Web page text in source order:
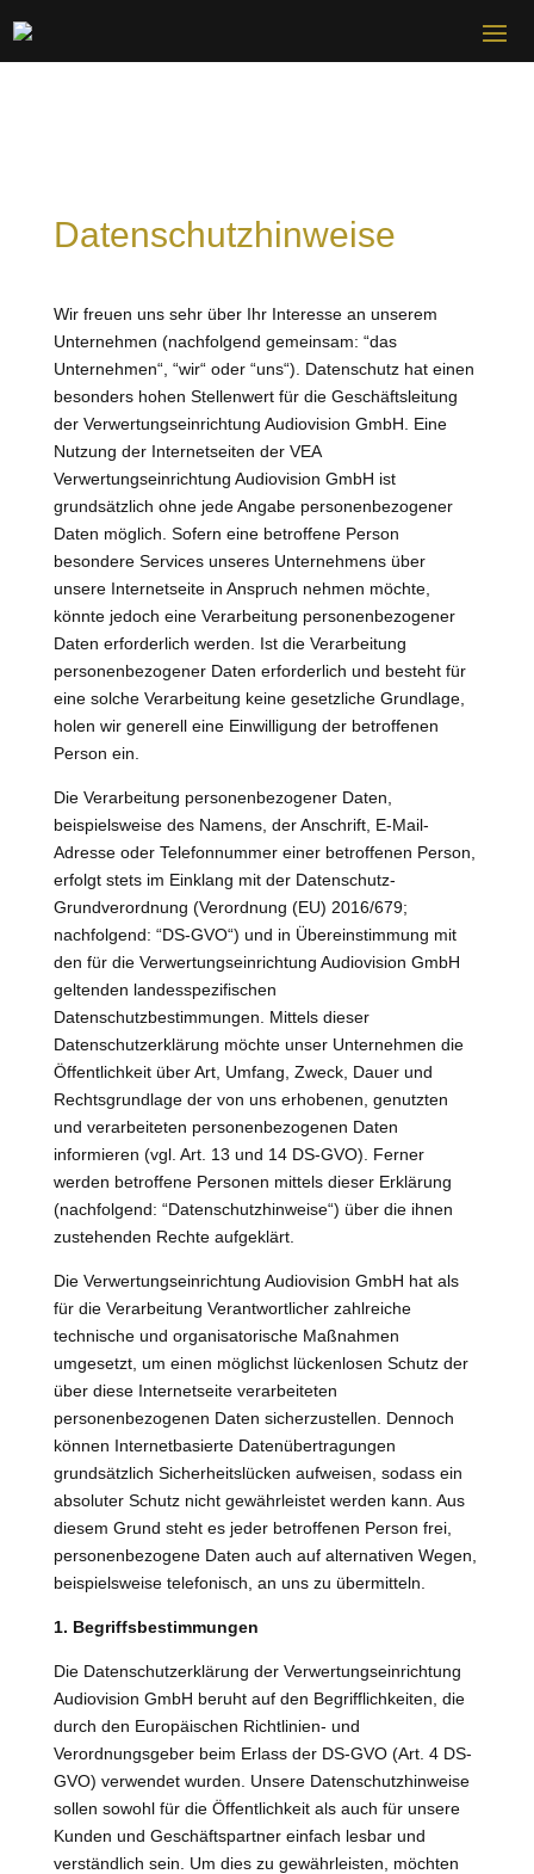
Datenschutzhinweise
Wir freuen uns sehr über Ihr Interesse an unserem
Unternehmen (nachfolgend gemeinsam: “das
Unternehmen“, “wir“ oder “uns“). Datenschutz hat einen
besonders hohen Stellenwert für die Geschäftsleitung
der Verwertungseinrichtung Audiovision GmbH. Eine
Nutzung der Internetseiten der VEA
Verwertungseinrichtung Audiovision GmbH ist
grundsätzlich ohne jede Angabe personenbezogener
Daten möglich. Sofern eine betroffene Person
besondere Services unseres Unternehmens über
unsere Internetseite in Anspruch nehmen möchte,
könnte jedoch eine Verarbeitung personenbezogener
Daten erforderlich werden. Ist die Verarbeitung
personenbezogener Daten erforderlich und besteht für
eine solche Verarbeitung keine gesetzliche Grundlage,
holen wir generell eine Einwilligung der betroffenen
Person ein.
Die Verarbeitung personenbezogener Daten,
beispielsweise des Namens, der Anschrift, E-Mail-
Adresse oder Telefonnummer einer betroffenen Person,
erfolgt stets im Einklang mit der Datenschutz-
Grundverordnung (Verordnung (EU) 2016/679;
nachfolgend: “DS-GVO“) und in Übereinstimmung mit
den für die Verwertungseinrichtung Audiovision GmbH
geltenden landesspezifischen
Datenschutzbestimmungen. Mittels dieser
Datenschutzerklärung möchte unser Unternehmen die
Öffentlichkeit über Art, Umfang, Zweck, Dauer und
Rechtsgrundlage der von uns erhobenen, genutzten
und verarbeiteten personenbezogenen Daten
informieren (vgl. Art. 13 und 14 DS-GVO). Ferner
werden betroffene Personen mittels dieser Erklärung
(nachfolgend: “Datenschutzhinweise“) über die ihnen
zustehenden Rechte aufgeklärt.
Die Verwertungseinrichtung Audiovision GmbH hat als
für die Verarbeitung Verantwortlicher zahlreiche
technische und organisatorische Maßnahmen
umgesetzt, um einen möglichst lückenlosen Schutz der
über diese Internetseite verarbeiteten
personenbezogenen Daten sicherzustellen. Dennoch
können Internetbasierte Datenübertragungen
grundsätzlich Sicherheitslücken aufweisen, sodass ein
absoluter Schutz nicht gewährleistet werden kann. Aus
diesem Grund steht es jeder betroffenen Person frei,
personenbezogene Daten auch auf alternativen Wegen,
beispielsweise telefonisch, an uns zu übermitteln.
1. Begriffsbestimmungen
Die Datenschutzerklärung der Verwertungseinrichtung
Audiovision GmbH beruht auf den Begrifflichkeiten, die
durch den Europäischen Richtlinien- und
Verordnungsgeber beim Erlass der DS-GVO (Art. 4 DS-
GVO) verwendet wurden. Unsere Datenschutzhinweise
sollen sowohl für die Öffentlichkeit als auch für unsere
Kunden und Geschäftspartner einfach lesbar und
verständlich sein. Um dies zu gewährleisten, möchten